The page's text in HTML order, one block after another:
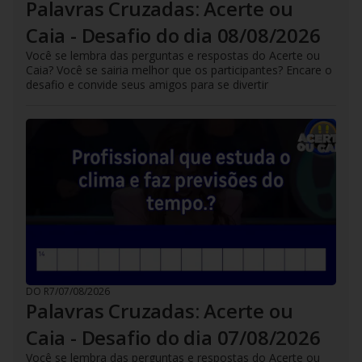
Palavras Cruzadas: Acerte ou
Caia - Desafio do dia 08/08/2026
Você se lembra das perguntas e respostas do Acerte ou
Caia? Você se sairia melhor que os participantes? Encare o
desafio e convide seus amigos para se divertir
DO R7/07/08/2026
Palavras Cruzadas: Acerte ou
Caia - Desafio do dia 07/08/2026
Você se lembra das perguntas e respostas do Acerte ou